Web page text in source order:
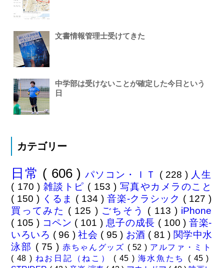
文書情報管理士受けてきた
中学部は受けないことが確定した今日という
日
カテゴリー
日常 ( 606 )パソコン・ＩＴ ( 228 ) 人生
( 170 ) 雑談トピ ( 153 ) 写真やカメラのこと
( 150 ) くるま ( 134 ) 音楽-クラシック ( 127 )
買ってみた ( 125 ) ごちそう ( 113 ) iPhone
( 105 ) コペン ( 101 ) 息子の成長 ( 100 )音楽-
いろいろ ( 96 )社会 ( 95 ) お酒 ( 81 ) 関学中水
泳部 ( 75 ) 赤ちゃんグッズ ( 52 ) アルファ・ミト
( 48 ) ねお日記（ねこ） ( 45 ) 海水魚たち ( 45 )